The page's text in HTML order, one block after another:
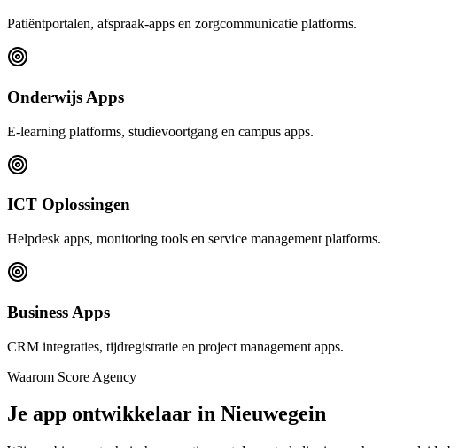
Patiëntportalen, afspraak-apps en zorgcommunicatie platforms.
Onderwijs Apps
E-learning platforms, studievoortgang en campus apps.
ICT Oplossingen
Helpdesk apps, monitoring tools en service management platforms.
Business Apps
CRM integraties, tijdregistratie en project management apps.
Waarom Score Agency
Je app ontwikkelaar in Nieuwegein